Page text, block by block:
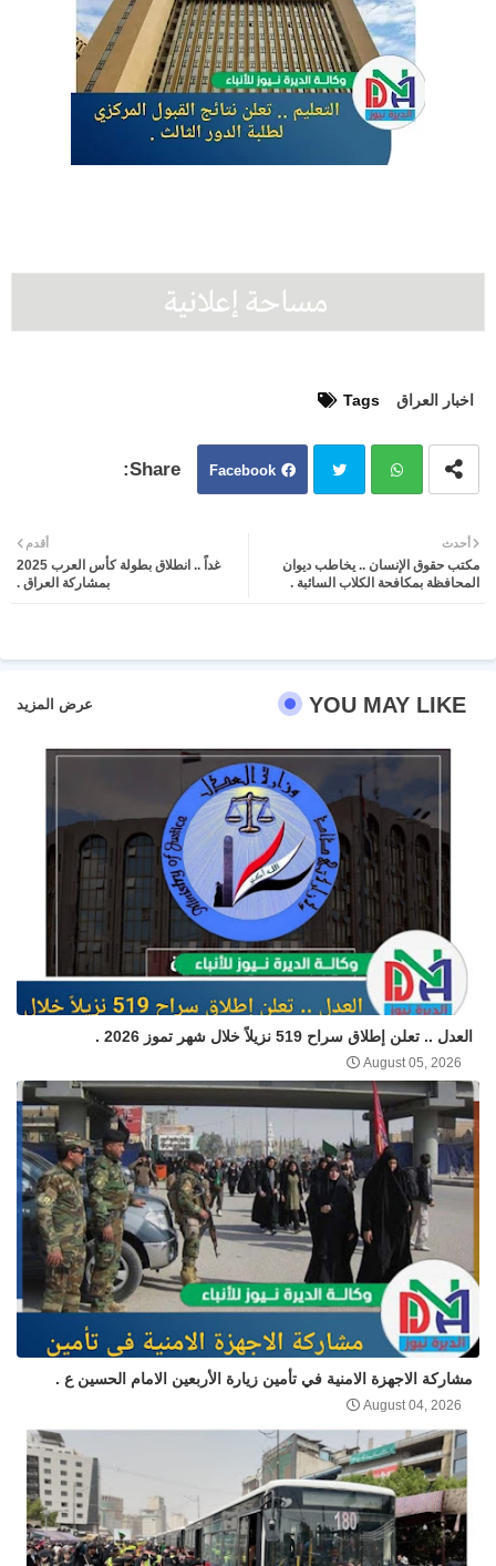
Tags اخبار العراق
Facebook
ter atsa
أحدث
مكتب حقوق الإنسان .. يخاطب ديوان
المحافظة بمكافحة الكلاب السائبة .
أقدم
غداً .. انطلاق بطولة كأس العرب 2025
بمشاركة العراق .
YOU MAY LIKE عرض المزيد
العدل .. تعلن إطلاق سراح 519 نزيلاً خلال شهر تموز 2026 .
August 05, 2026
مشاركة الاجهزة الامنية في تأمين زيارة الأربعين الامام الحسين ع .
August 04, 2026